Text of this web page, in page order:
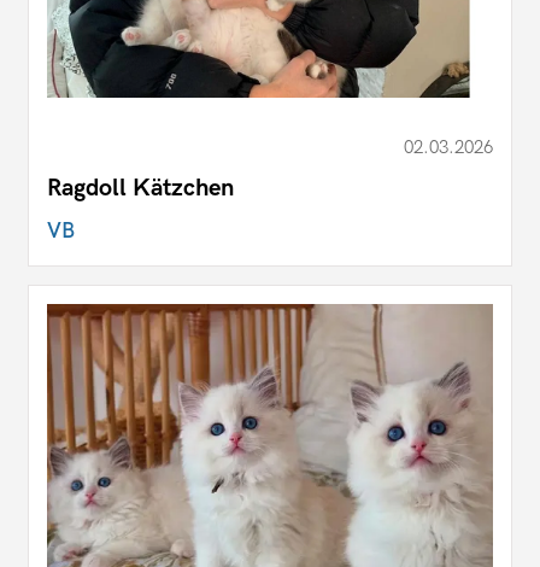
02.03.2026
Ragdoll Kätzchen
VB